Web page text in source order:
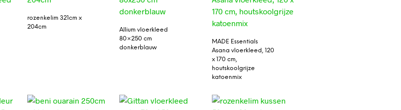
rozenkelim 321cm x
204cm
Allium vloerkleed
80×250 cm
donkerblauw
MADE Essentials
Asana vloerkleed, 120
x 170 cm,
houtskoolgrijze
katoenmix